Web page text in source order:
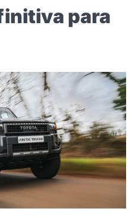
para